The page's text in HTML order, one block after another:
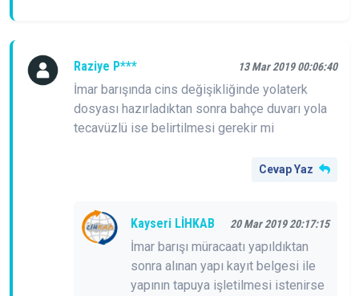
Raziye P*** 13 Mar 2019 00:06:40
İmar barışında cins değişikliğinde yolaterk
dosyası hazırladıktan sonra bahçe duvarı yola
tecavüzlü ise belirtilmesi gerekir mi
Cevap Yaz
Kayseri LİHKAB 20 Mar 2019 20:17:15
İmar barışı müracaatı yapıldıktan
sonra alınan yapı kayıt belgesi ile
yapının tapuya işletilmesi istenirse